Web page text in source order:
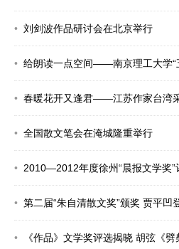
刘剑波作品研讨会在北京举行
给朗读一点空间——南京理工大学“
春暖花开又逢君——江苏作家台湾
全国散文笔会在淹城隆重举行
2010—2012年度徐州“晨报文学奖”
第二届“朱自清散文奖”颁奖 贾平凹
《作品》文学奖评选揭晓 胡弦《